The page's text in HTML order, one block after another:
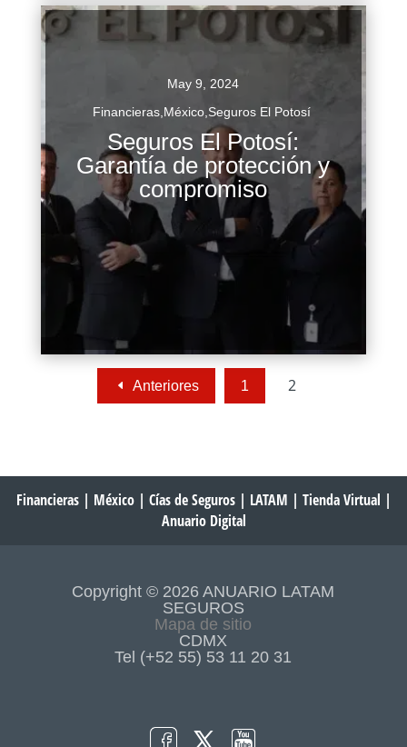
May 9, 2024
Financieras México Seguros El Potosí
Seguros El Potosí:
Garantía de protección y
compromiso
A lo largo de 78 años, Seguros El Potosí ha sido
un pilar en la industria aseguradora mexicana al
desarrollar una visión proactiva y orientada al
crecimiento y...
Anteriores 1 2
Financieras| México| Cías de Seguros| LATAM | Tienda Virtual |
Anuario Digital
Copyright © 2026 ANUARIO LATAM
SEGUROS
Mapa de sitio
CDMX
Tel (+52 55) 53 11 20 31